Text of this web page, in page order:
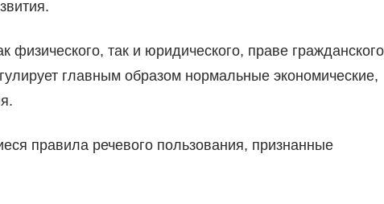
физического, так и юридического, праве гражданского
главным образом нормальные экономические,
правила речевого пользования, признанные